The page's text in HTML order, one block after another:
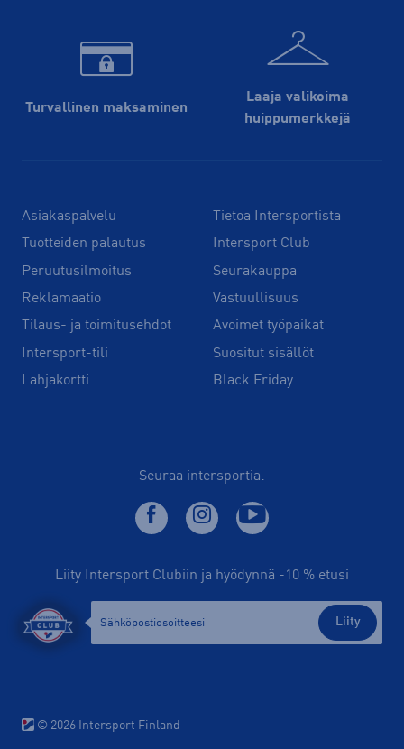
Turvallinen maksaminen
Laaja valikoima
huippu­merkkejä
Asiakaspalvelu
Tuotteiden palautus
Peruutusilmoitus
Reklamaatio
Tilaus- ja toimitusehdot
Intersport-tili
Lahjakortti
Tietoa Intersportista
Intersport Club
Seurakauppa
Vastuullisuus
Avoimet työpaikat
Suositut sisällöt
Black Friday
Seuraa intersportia:
Liity Intersport Clubiin ja hyödynnä -10 % etusi
Liity
© 2026 Intersport Finland